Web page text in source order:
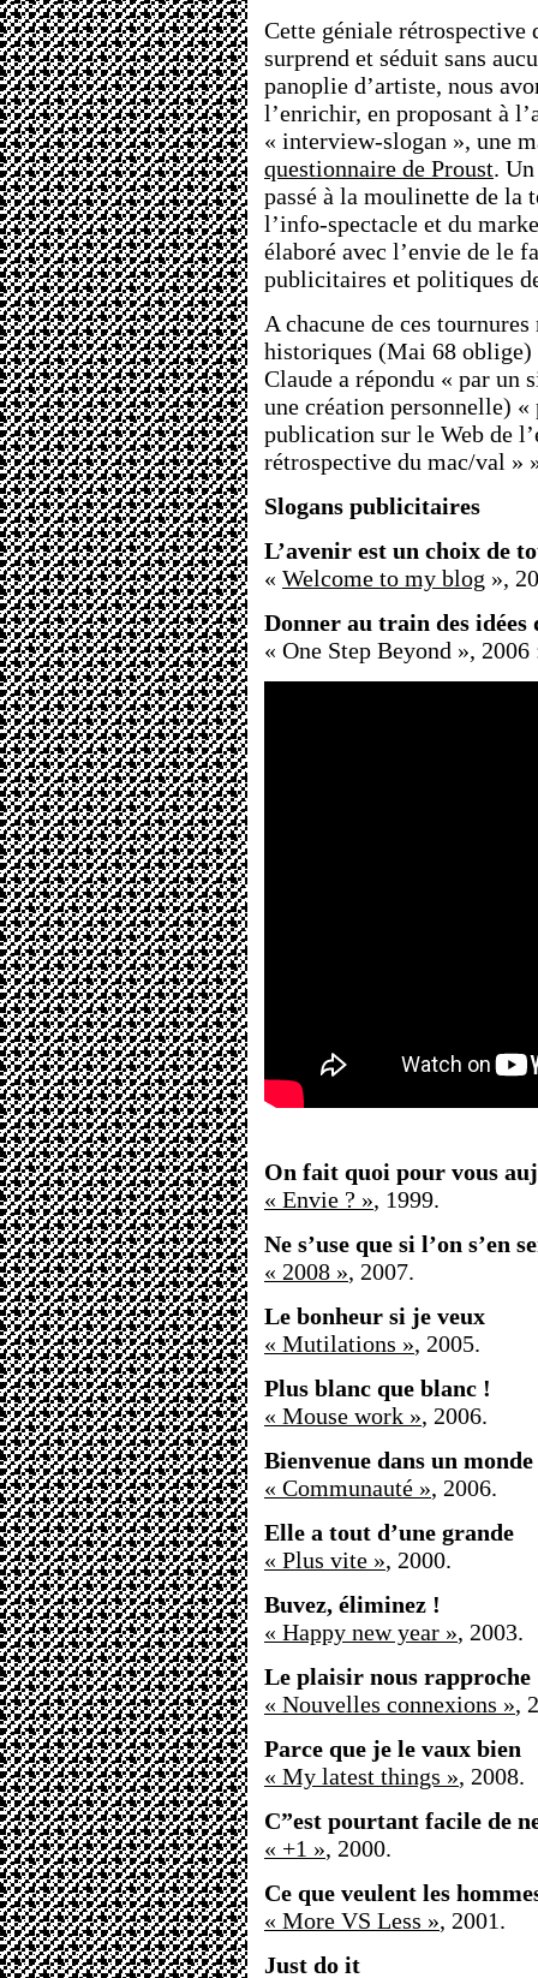
Cette géniale
surprend et séduit sans
panoplie d’artiste, nous
l’enrichir, en proposant à
« interview-slogan », une
questionnaire de Proust.
passé à la moulinette de la
l’info-spectacle et du
élaboré avec l’envie de le
publicitaires et politiques
A chacune de ces
historiques (Mai 68 oblige)
Claude a répondu « par un
une création personnelle)
publication sur le Web de
rétrospective du mac/val »
Slogans publicitaires
L’avenir est un choix de
« Welcome to my blog »,
Donner au train des idées
« One Step Beyond », 2006
On fait quoi pour vous
« Envie ? », 1999.
Ne s’use que si l’on s’en
« 2008 », 2007.
Le bonheur si je veux
« Mutilations », 2005.
Plus blanc que blanc !
« Mouse work », 2006.
Bienvenue dans un
« Communauté », 2006.
Elle a tout d’une grande
« Plus vite », 2000.
Buvez, éliminez !
« Happy new year », 2003.
Le plaisir nous rapproche
« Nouvelles connexions »,
Parce que je le vaux bien
« My latest things », 2008.
C”est pourtant facile de
« +1 », 2000.
Ce que veulent les
« More VS Less », 2001.
Just do it